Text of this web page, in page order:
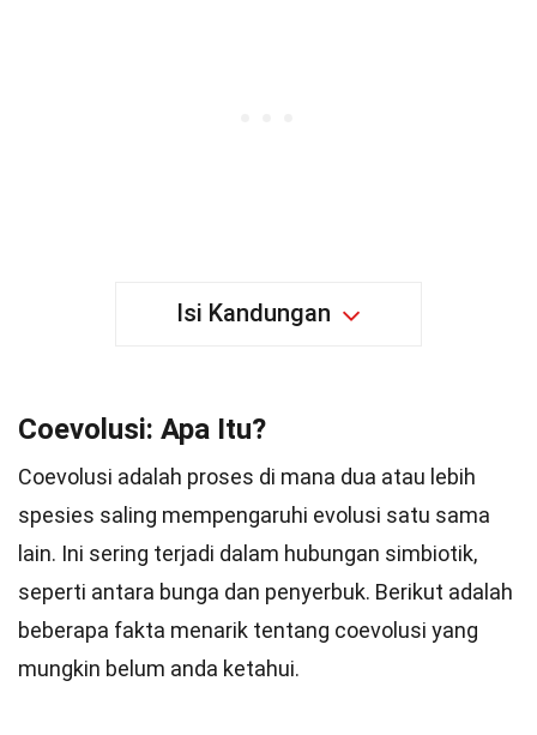
Isi Kandungan
Coevolusi: Apa Itu?
Coevolusi adalah proses di mana dua atau lebih
spesies saling mempengaruhi evolusi satu sama
lain. Ini sering terjadi dalam hubungan simbiotik,
seperti antara bunga dan penyerbuk. Berikut adalah
beberapa fakta menarik tentang coevolusi yang
mungkin belum anda ketahui.